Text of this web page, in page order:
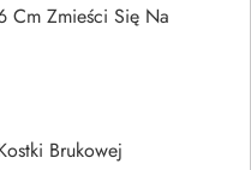
Cm Zmieści Się Na
Brukowej